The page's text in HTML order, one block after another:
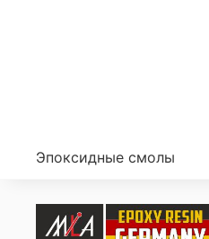
Эпоксидные смолы